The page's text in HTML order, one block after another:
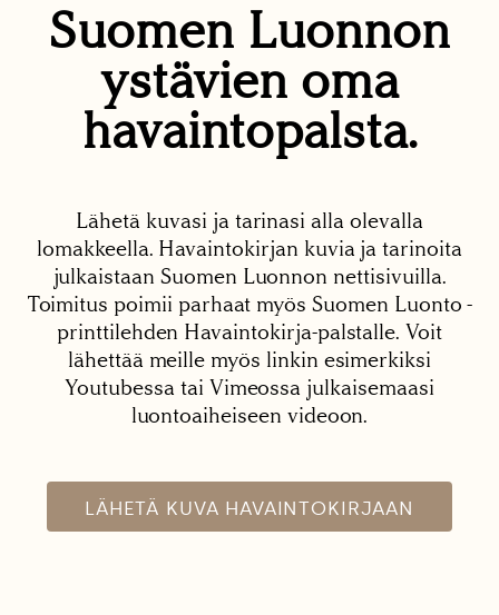
Suomen Luonnon
ystävien oma
havaintopalsta.
Lähetä kuvasi ja tarinasi alla olevalla
lomakkeella. Havaintokirjan kuvia ja tarinoita
julkaistaan Suomen Luonnon nettisivuilla.
Toimitus poimii parhaat myös Suomen Luonto -
printtilehden Havaintokirja-palstalle. Voit
lähettää meille myös linkin esimerkiksi
Youtubessa tai Vimeossa julkaisemaasi
luontoaiheiseen videoon.
LÄHETÄ KUVA HAVAINTOKIRJAAN